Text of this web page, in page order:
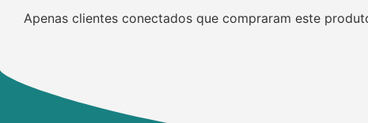
Apenas clientes conectados que compraram este